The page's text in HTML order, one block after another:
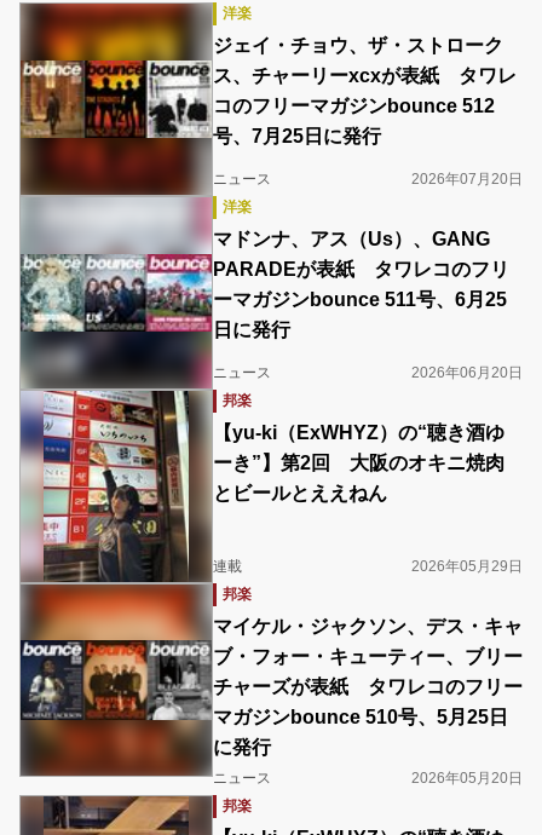
洋楽
ジェイ・チョウ、ザ・ストローク
ス、チャーリーxcxが表紙 タワレ
コのフリーマガジンbounce 512
号、7月25日に発行
ニュース
2026年07月20日
洋楽
マドンナ、アス（Us）、GANG
PARADEが表紙 タワレコのフリ
ーマガジンbounce 511号、6月25
日に発行
ニュース
2026年06月20日
邦楽
【yu-ki（ExWHYZ）の“聴き酒ゆ
ーき”】第2回 大阪のオキニ焼肉
とビールとええねん
連載
2026年05月29日
邦楽
マイケル・ジャクソン、デス・キャ
ブ・フォー・キューティー、ブリー
チャーズが表紙 タワレコのフリー
マガジンbounce 510号、5月25日
に発行
ニュース
2026年05月20日
邦楽